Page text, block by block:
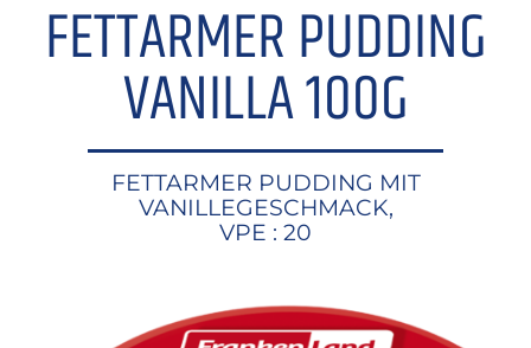
FETTARMER PUDDING
VANILLA 100G
FETTARMER PUDDING MIT
VANILLEGESCHMACK,
VPE : 20